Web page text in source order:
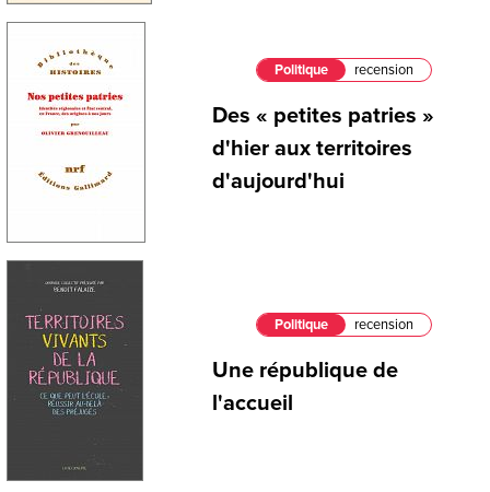
Politique recension
Des « petites patries »
d'hier aux territoires
d'aujourd'hui
Politique recension
Une république de
l'accueil